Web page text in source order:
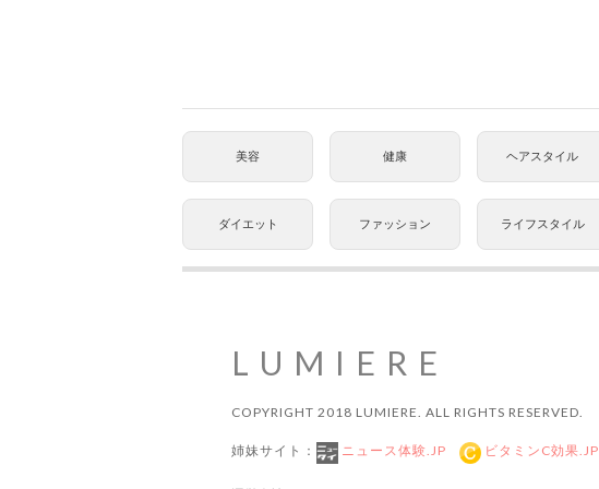
美容 健康 ヘアスタイル
ダイエット ファッション ライフスタイル
LUMIERE
COPYRIGHT 2018 LUMIERE. ALL RIGHTS RESERVED.
姉妹サイト： ニュース体験.JP ビタミンC効果.JP